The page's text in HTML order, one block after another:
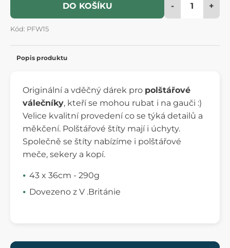
DO KOŠÍKU - +
Kód: PFW15
Popis produktu
Originální a vděčný dárek pro polštářové
válečníky, kteří se mohou rubat i na gauči :)
Velice kvalitní provedení co se týká detailů a
měkčení. Polštářové štíty mají i úchyty.
Společně se štíty nabízíme i polštářové
meče, sekery a kopí.
43 x 36cm - 290g
Dovezeno z V .Británie